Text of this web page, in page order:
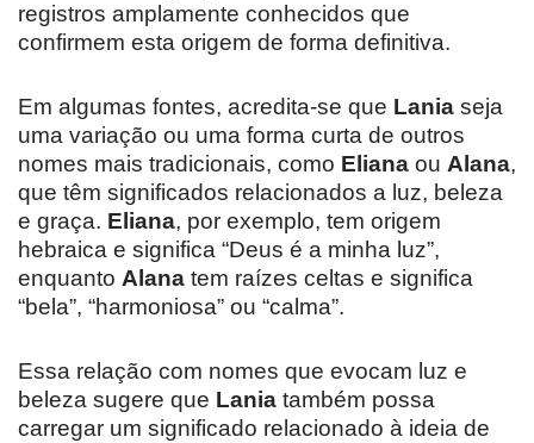
registros amplamente conhecidos que
confirmem esta origem de forma definitiva.
Em algumas fontes, acredita-se que Lania seja
uma variação ou uma forma curta de outros
nomes mais tradicionais, como Eliana ou Alana,
que têm significados relacionados a luz, beleza
e graça. Eliana, por exemplo, tem origem
hebraica e significa “Deus é a minha luz”,
enquanto Alana tem raízes celtas e significa
“bela”, “harmoniosa” ou “calma”.
Essa relação com nomes que evocam luz e
beleza sugere que Lania também possa
carregar um significado relacionado à ideia de